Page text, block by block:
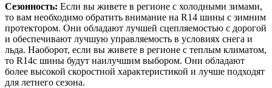
Сезонность: Если вы живете в регионе с холодными зимами,
то вам необходимо обратить внимание на R14 шины с зимним
протектором. Они обладают лучшей сцепляемостью с дорогой
и обеспечивают лучшую управляемость в условиях снега и
льда. Наоборот, если вы живете в регионе с теплым климатом,
то R14c шины будут наилучшим выбором. Они обладают
более высокой скоростной характеристикой и лучше подходят
для летнего сезона.